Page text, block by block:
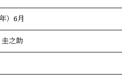
）6月
之助